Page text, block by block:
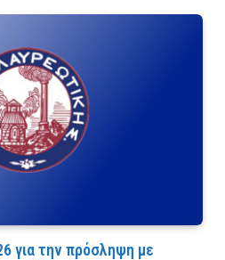
για την πρόσληψη με